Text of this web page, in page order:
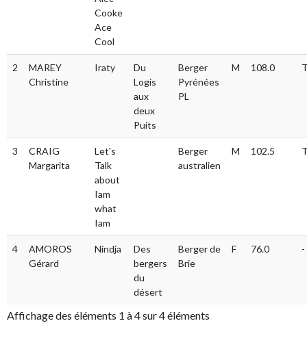
Cooke
Ace
Cool
2
MAREY
Christine
Iraty
Du
Logis
aux
deux
Puits
Berger
Pyrénées
PL
M 108.0
3
CRAIG
Margarita
Let's
Talk
about
Iam
what
Iam
Berger
australien
M 102.5
4
AMOROS
Gérard
Nindja
Des
bergers
du
désert
Berger de
Brie
F 76.0 -
Affichage des éléments 1 à 4 sur 4 éléments